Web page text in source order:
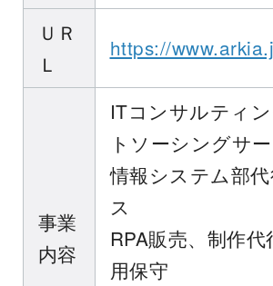
ＵＲ
Ｌ
https://
事業
内容
ITコンサルティ
トソーシングサ
情報システム部
ス
RPA販売、制作
用保守